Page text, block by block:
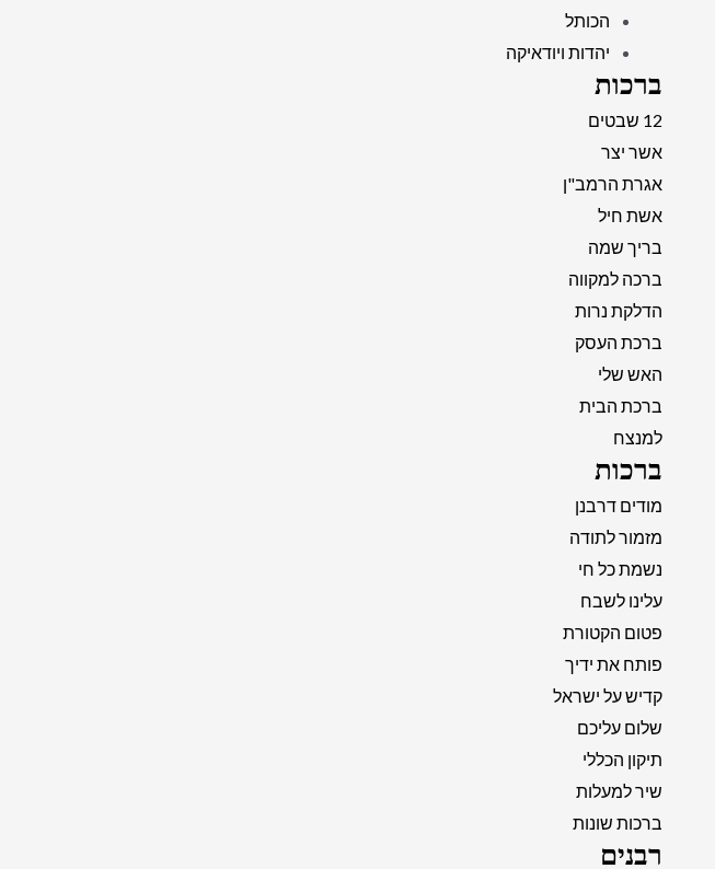
הכותל
יהדות ויודאיקה
ברכות
12 שבטים
אשר יצר
אגרת הרמב"ן
אשת חיל
בריך שמה
ברכה למקווה
הדלקת נרות
ברכת העסק
האש שלי
ברכת הבית
למנצח
ברכות
מודים דרבנן
מזמור לתודה
נשמת כל חי
עלינו לשבח
פטום הקטורת
פותח את ידיך
קדיש על ישראל
שלום עליכם
תיקון הכללי
שיר למעלות
ברכות שונות
רבנים